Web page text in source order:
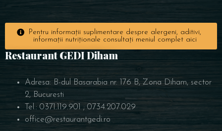
Pentru informații suplimentare despre alergeni, aditivi,
informații nutriționale consultați meniul complet aici
Restaurant GEDI Diham
Adresa: B-dul Basarabia nr. 176 B, Zona Diham, sector
2, Bucuresti
Tel.: 0371.119.901 ; 0734.207.029
office@restaurantgedi.ro